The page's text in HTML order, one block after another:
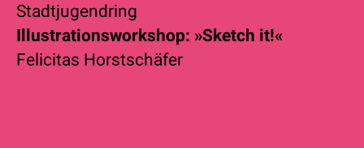
Stadtjugendring
Illustrationsworkshop: »Sketch it!«
Felicitas Horstschäfer